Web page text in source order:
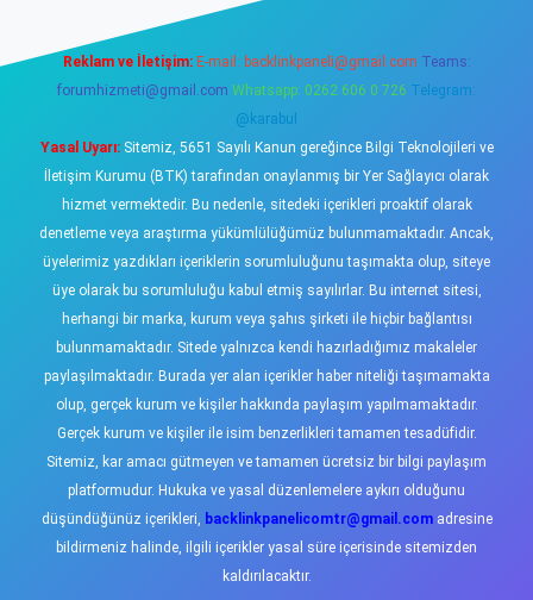
Reklam ve İletişim: E-mail: backlinkpaneli@gmail.com Teams:
forumhizmeti@gmail.com Whatsapp: 0262 606 0 726 Telegram:
@karabul
Yasal Uyarı:Sitemiz, 5651 Sayılı Kanun gereğince Bilgi Teknolojileri ve
İletişim Kurumu (BTK) tarafından onaylanmış bir Yer Sağlayıcı olarak
hizmet vermektedir. Bu nedenle, sitedeki içerikleri proaktif olarak
denetleme veya araştırma yükümlülüğümüz bulunmamaktadır. Ancak,
üyelerimiz yazdıkları içeriklerin sorumluluğunu taşımakta olup, siteye
üye olarak bu sorumluluğu kabul etmiş sayılırlar. Bu internet sitesi,
herhangi bir marka, kurum veya şahıs şirketi ile hiçbir bağlantısı
bulunmamaktadır. Sitede yalnızca kendi hazırladığımız makaleler
paylaşılmaktadır. Burada yer alan içerikler haber niteliği taşımamakta
olup, gerçek kurum ve kişiler hakkında paylaşım yapılmamaktadır.
Gerçek kurum ve kişiler ile isim benzerlikleri tamamen tesadüfidir.
Sitemiz, kar amacı gütmeyen ve tamamen ücretsiz bir bilgi paylaşım
platformudur. Hukuka ve yasal düzenlemelere aykırı olduğunu
düşündüğünüz içerikleri, backlinkpanelicomtr@gmail.comadresine
bildirmeniz halinde, ilgili içerikler yasal süre içerisinde sitemizden
kaldırılacaktır.